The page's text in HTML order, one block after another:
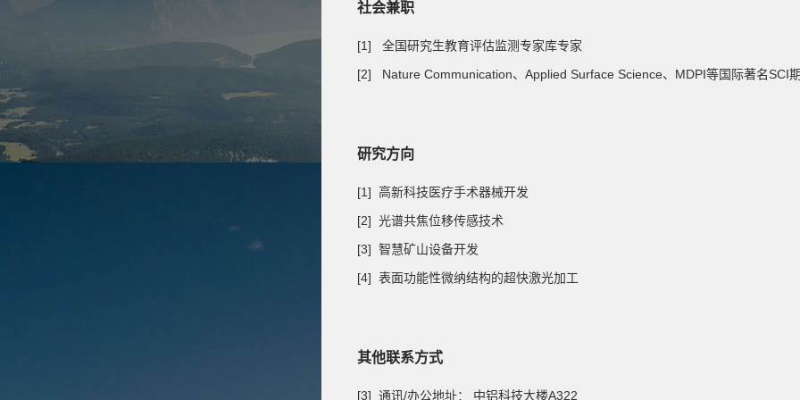
社会兼职
[1] 全国研究生教育评估监测专家库专家
[2] Nature Communication、Applied Surface Science、MDPI等国际著名SCI
研究方向
[1] 高新科技医疗手术器械开发
[2] 光谱共焦位移传感技术
[3] 智慧矿山设备开发
[4] 表面功能性微纳结构的超快激光加工
其他联系方式
[3] 通讯/办公地址： 中铝科技大楼A322